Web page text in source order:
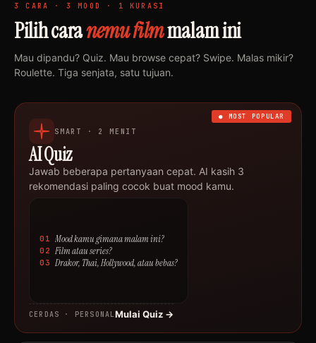
3 CARA · 3 MOOD · 1 KURASI
Pilih caranemu filmmalam ini
Mau dipandu? Quiz. Mau browse cepat? Swipe. Malas mikir?
Roulette. Tiga senjata, satu tujuan.
● MOST POPULAR
SMART · 2 MENIT
AI Quiz
Jawab beberapa pertanyaan cepat. AI kasih 3
rekomendasi paling cocok buat mood kamu.
01 Mood kamu gimana malam ini?
02 Film atau series?
03 Drakor, Thai, Hollywood, atau bebas?
CERDAS · PERSONALMulai Quiz →